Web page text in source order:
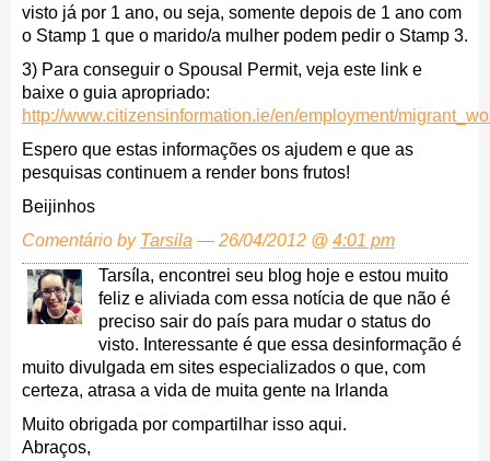
visto já por 1 ano, ou seja, somente depois de 1 ano com
o Stamp 1 que o marido/a mulher podem pedir o Stamp 3.
3) Para conseguir o Spousal Permit, veja este link e
baixe o guia apropriado:
http://www.citizensinformation.ie/en/employment/
Espero que estas informações os ajudem e que as
pesquisas continuem a render bons frutos!
Beijinhos
Comentário by Tarsila — 26/04/2012 @ 4:01 pm
Tarsíla, encontrei seu blog hoje e estou muito
feliz e aliviada com essa notícia de que não é
preciso sair do país para mudar o status do
visto. Interessante é que essa desinformação é
muito divulgada em sites especializados o que, com
certeza, atrasa a vida de muita gente na Irlanda
Muito obrigada por compartilhar isso aqui.
Abraços,